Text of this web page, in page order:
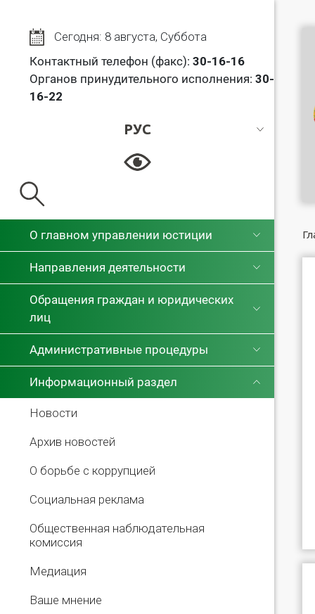
Сегодня: 8 августа, Суббота
Контактный телефон (факс): 30-16-16
Органов принудительного исполнения: 30-
16-22
РУС
РУС
О главном управлении юстиции
Направления деятельности
Обращения граждан и юридических
лиц
Административные процедуры
Информационный раздел
Новости
Архив новостей
О борьбе с коррупцией
Социальная реклама
Общественная наблюдательная
комиссия
Медиация
Ваше мнение